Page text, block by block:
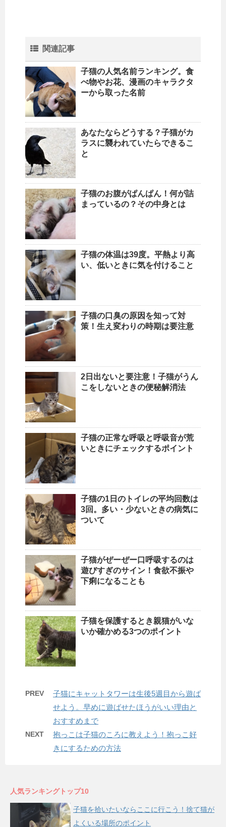
関連記事
子猫の人気名前ランキング。食
べ物やお花、漫画のキャラクタ
ーから取った名前
あなたならどうする？子猫がカ
ラスに襲われていたらできるこ
と
子猫のお腹がぱんぱん！何が詰
まっているの？その中身とは
子猫の体温は39度。平熱より高
い、低いときに気を付けること
子猫の口臭の原因を知って対
策！生え変わりの時期は要注意
2日出ないと要注意！子猫がうん
こをしないときの便秘解消法
子猫の正常な呼吸と呼吸音が荒
いときにチェックするポイント
子猫の1日のトイレの平均回数は
3回。多い・少ないときの病気に
ついて
子猫がぜーぜー口呼吸するのは
遊びすぎのサイン！食欲不振や
下痢になることも
子猫を保護するとき親猫がいな
いか確かめる3つのポイント
PREV
子猫にキャットタワーは生後5週目から遊ば
せよう。早めに遊ばせたほうがいい理由と
おすすめまで
NEXT
抱っこは子猫のころに教えよう！抱っこ好
きにするための方法
人気ランキングトップ10
子猫を拾いたいならここに行こう！捨て猫が
よくいる場所のポイント